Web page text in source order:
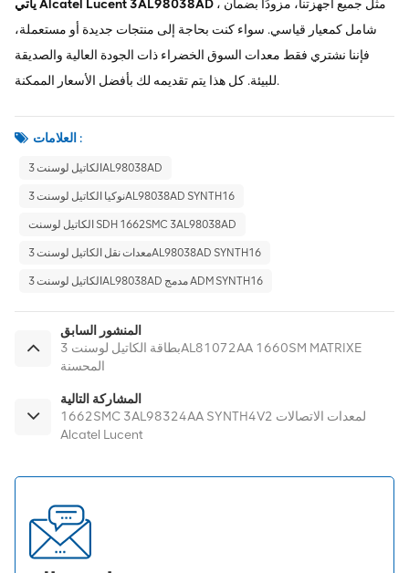
يأتي Alcatel Lucent 3AL98038AD ، مثل جميع أجهزتنا، مزودًا بضمان
شامل كمعيار قياسي. سواء كنت بحاجة إلى منتجات جديدة أو مستعملة،
فإننا نشتري فقط معدات السوق الخضراء ذات الجودة العالية والصديقة
للبيئة. كل هذا يتم تقديمه لك بأفضل الأسعار الممكنة.
العلامات :
الكاتيل لوسنت 3AL98038AD
نوكيا الكاتيل لوسنت 3AL98038AD SYNTH16
الكاتيل لوسنت SDH 1662SMC 3AL98038AD
معدات نقل الكاتيل لوسنت 3AL98038AD SYNTH16
الكاتيل لوسنت 3AL98038AD مدمج ADM SYNTH16
المنشور السابق
بطاقة الكاتيل لوسنت 3AL81072AA 1660SM MATRIXE
المحسنة
المشاركة التالية
1662SMC 3AL98324AA SYNTH4V2 لمعدات الاتصالات
Alcatel Lucent